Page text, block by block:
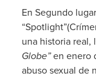
En Segundo
una historia real,
Globe”en enero
abuso sexual de